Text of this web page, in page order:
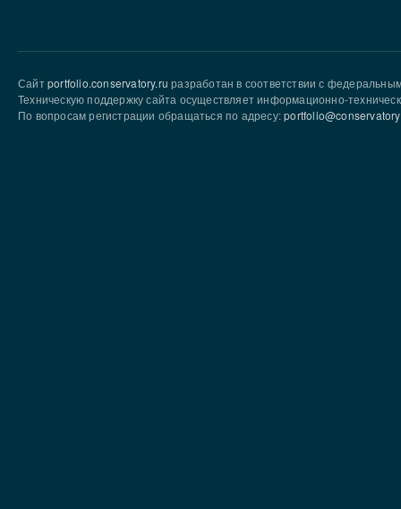
Сайтportfolio.conservatory.ru разработан в соответствии с
Техническую поддержку сайта осуществляет информационно-
По вопросам регистрации обращаться по адресу: